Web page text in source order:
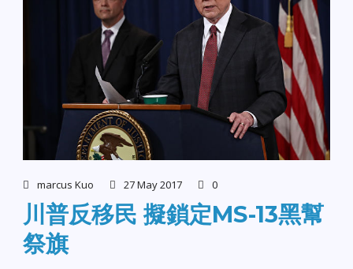
marcus Kuo 27 May 2017 0
川普反移民 擬鎖定MS-13黑幫
祭旗